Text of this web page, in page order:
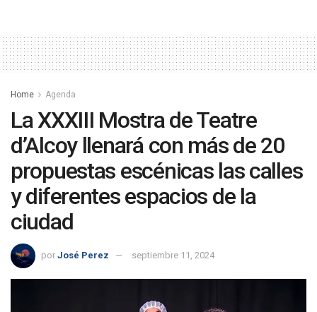
Home Agenda
La XXXIII Mostra de Teatre
d’Alcoy llenará con más de 20
propuestas escénicas las calles
y diferentes espacios de la
ciudad
por José Perez septiembre 11, 2024